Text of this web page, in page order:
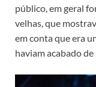
público, em geral
velhas, que
em conta que era
haviam acabado